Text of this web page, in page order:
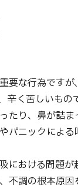
要な行為ですが、
く苦しいもの
たり、鼻が詰ま
パニックによる
における問題
不調の根本原